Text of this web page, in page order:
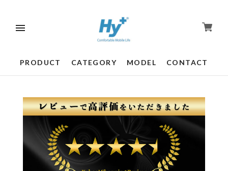
PRODUCT CATEGORY MODEL CONTACT